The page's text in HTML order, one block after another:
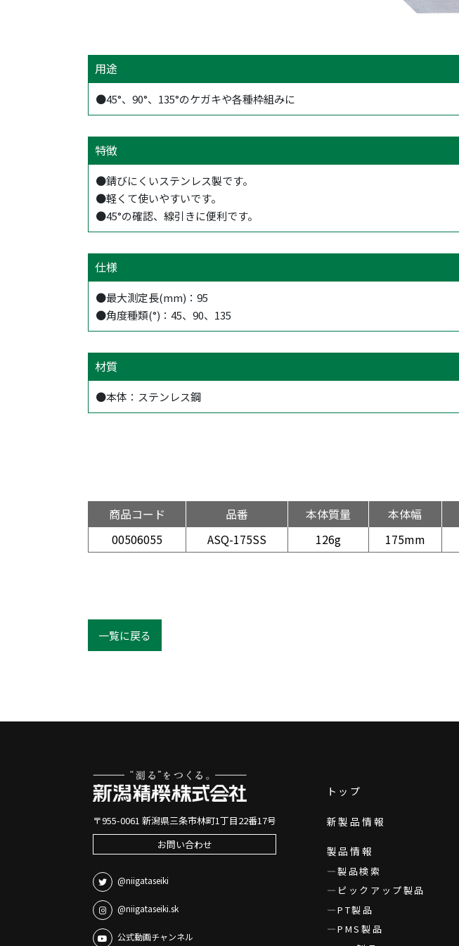
用途
●45°、90°、135°のケガキや各種枠組みに
特徴
●錆びにくいステンレス製です。
●軽くて使いやすいです。
●45°の確認、線引きに便利です。
仕様
●最大測定長(mm)：95
●角度種類(°)：45、90、135
材質
●本体：ステンレス鋼
商品コード 品番 本体質量 本体幅
00506055
ASQ-175SS 126g 175mm
一覧に戻る
〒955-0061 新潟県三条市林町1丁目22番17号
お問い合わせ
@niigataseiki
@niigataseiki.sk
公式動画チャンネル
トップ
新製品情報
製品情報
製品検索
ピックアップ製品
PT製品
PMS製品